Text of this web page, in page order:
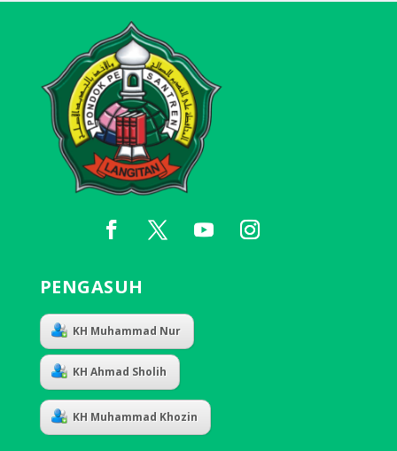
PENGASUH
KH Muhammad Nur
KH Ahmad Sholih
KH Muhammad Khozin